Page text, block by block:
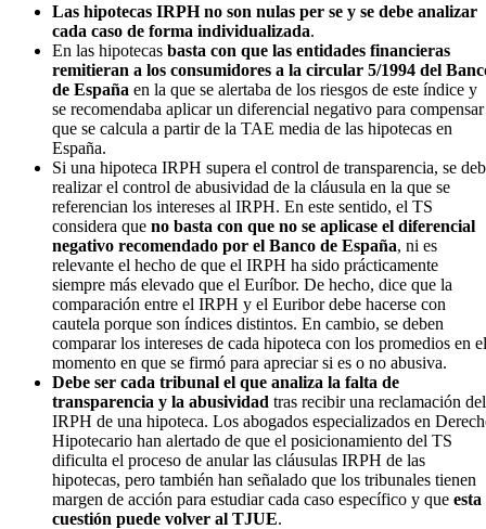
Las hipotecas IRPH no son nulas per se y se debe analizar
cada caso de forma individualizada.
En las hipotecas basta con que las entidades financieras
remitieran a los consumidores a la circular 5/1994 del
de España en la que se alertaba de los riesgos de este índice y
se recomendaba aplicar un diferencial negativo para compensar
que se calcula a partir de la TAE media de las hipotecas en
España.
Si una hipoteca IRPH supera el control de transparencia, se
realizar el control de abusividad de la cláusula en la que se
referencian los intereses al IRPH. En este sentido, el TS
considera que no basta con que no se aplicase el diferencial
negativo recomendado por el Banco de España, ni es
relevante el hecho de que el IRPH ha sido prácticamente
siempre más elevado que el Euríbor. De hecho, dice que la
comparación entre el IRPH y el Euribor debe hacerse con
cautela porque son índices distintos. En cambio, se deben
comparar los intereses de cada hipoteca con los promedios en el
momento en que se firmó para apreciar si es o no abusiva.
Debe ser cada tribunal el que analiza la falta de
transparencia y la abusividad tras recibir una reclamación del
IRPH de una hipoteca. Los abogados especializados en
Hipotecario han alertado de que el posicionamiento del TS
dificulta el proceso de anular las cláusulas IRPH de las
hipotecas, pero también han señalado que los tribunales tienen
margen de acción para estudiar cada caso específico y que esta
cuestión puede volver al TJUE.